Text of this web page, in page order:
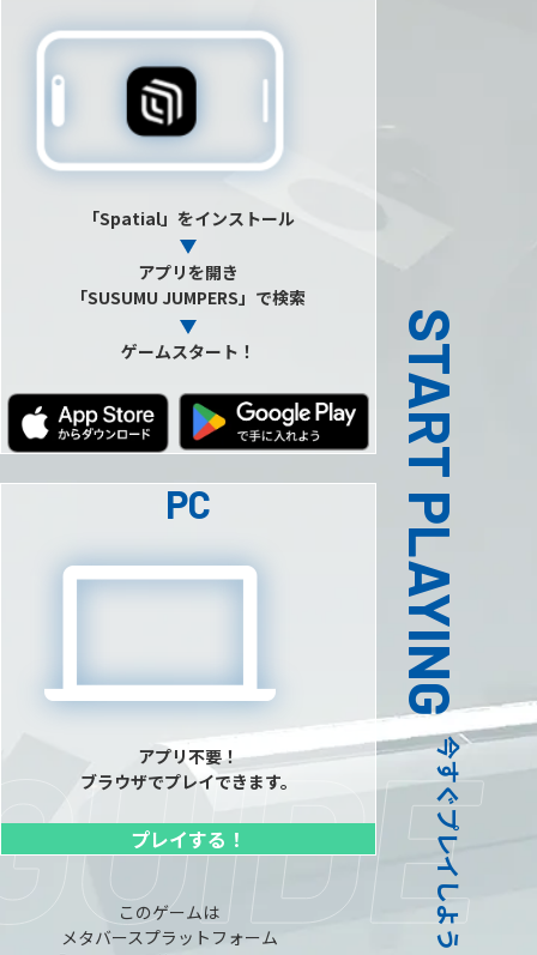
START PLAYING
今すぐプレイしよう！
このゲームは
メタバースプラットフォーム
PC
アプリ不要！
ブラウザでプレイできます。
プレイする！
「Spatial」をインストール
アプリを開き
「SUSUMU JUMPERS」で検索
ゲームスタート！